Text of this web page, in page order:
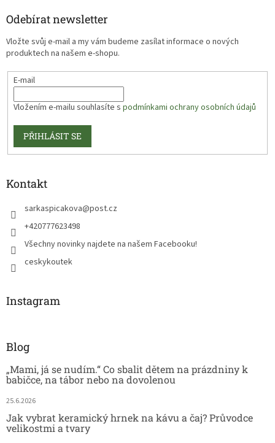
Odebírat newsletter
Vložte svůj e-mail a my vám budeme zasílat informace o nových
produktech na našem e-shopu.
E-mail
Vložením e-mailu souhlasíte s podmínkami ochrany osobních údajů
PŘIHLÁSIT SE
Kontakt
sarkaspicakova@post.cz
+420777623498
Všechny novinky najdete na našem Facebooku!
ceskykoutek
Instagram
Blog
„Mami, já se nudím.“ Co sbalit dětem na prázdniny k
babičce, na tábor nebo na dovolenou
25.6.2026
Jak vybrat keramický hrnek na kávu a čaj? Průvodce
velikostmi a tvary